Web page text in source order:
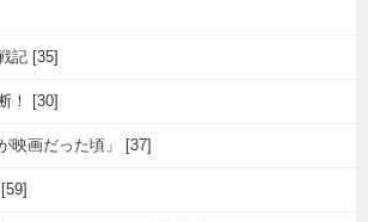
記 [35]
！ [30]
映画だった頃」 [37]